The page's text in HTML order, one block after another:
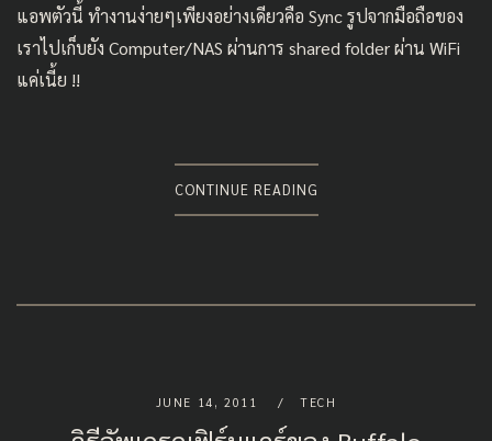
แอพตัวนี้ ทำงานง่ายๆเพียงอย่างเดียวคือ Sync รูปจากมือถือของ
เราไปเก็บยัง Computer/NAS ผ่านการ shared folder ผ่าน WiFi
แค่เนี้ย !!
CONTINUE READING
JUNE 14, 2011 TECH